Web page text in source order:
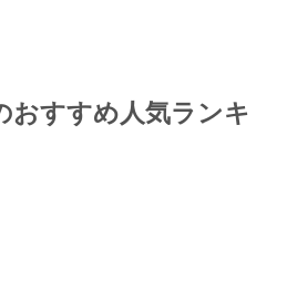
おすすめ人気ランキ